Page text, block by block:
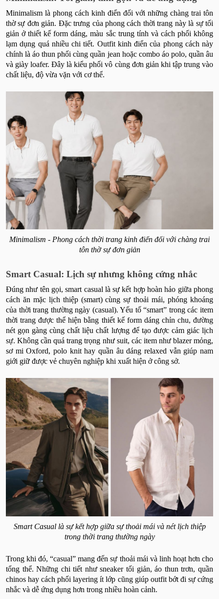
Minimalism là phong cách kinh điển đối với những chàng trai tôn
thờ sự đơn giản. Đặc trưng của phong cách thời trang này là sự tối
giản ở thiết kế form dáng, màu sắc trung tính và cách phối không
lạm dụng quá nhiều chi tiết. Outfit kinh điển của phong cách này
chính là áo thun phối cùng quần jean hoặc combo áo polo, quần âu
và giày loafer. Đây là kiểu phối vô cùng đơn giản khi tập trung vào
chất liệu, độ vừa vặn với cơ thể.
Minimalism - Phong cách thời trang kinh điển đối với chàng trai
tôn thờ sự đơn giản
Smart Casual: Lịch sự nhưng không cứng nhắc
Đúng như tên gọi, smart casual là sự kết hợp hoàn hảo giữa phong
cách ăn mặc lịch thiệp (smart) cùng sự thoải mái, phóng khoáng
của thời trang thường ngày (casual). Yếu tố “smart” trong các item
thời trang được thể hiện bằng thiết kế form dáng chỉn chu, đường
nét gọn gàng cùng chất liệu chất lượng để tạo được cảm giác lịch
sự. Không cần quá trang trọng như suit, các item như blazer mỏng,
sơ mi Oxford, polo knit hay quần âu dáng relaxed vẫn giúp nam
giới giữ được vẻ chuyên nghiệp khi xuất hiện ở công sở.
Smart Casual là sự kết hợp giữa sự thoải mái và nét lịch thiệp
trong thời trang thường ngày
Trong khi đó, “casual” mang đến sự thoải mái và linh hoạt hơn cho
tổng thể. Những chi tiết như sneaker tối giản, áo thun trơn, quần
chinos hay cách phối layering ít lớp cũng giúp outfit bớt đi sự cứng
nhắc và dễ ứng dụng hơn trong nhiều hoàn cảnh.